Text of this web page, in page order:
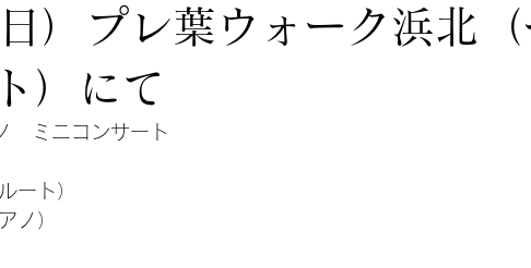
）プレ葉ウォーク浜北
）にて
　ミニコンサート
ート）
ノ）